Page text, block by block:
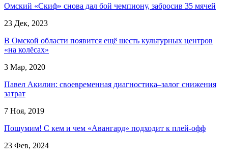
Омский «Скиф» снова дал бой чемпиону, забросив 35 мячей
23 Дек, 2023
В Омской области появится ещё шесть культурных центров
«на колёсах»
3 Мар, 2020
Павел Акилин: своевременная диагностика–залог снижения
затрат
7 Ноя, 2019
Пошумим! С кем и чем «Авангард» подходит к плей-офф
23 Фев, 2024